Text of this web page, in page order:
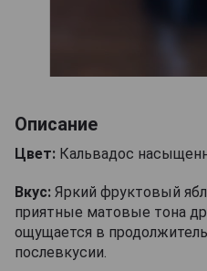
Описание
Цвет: Кальвадос
Вкус: Яркий фруктовый
приятные матовые тона
ощущается в
послевкусии.